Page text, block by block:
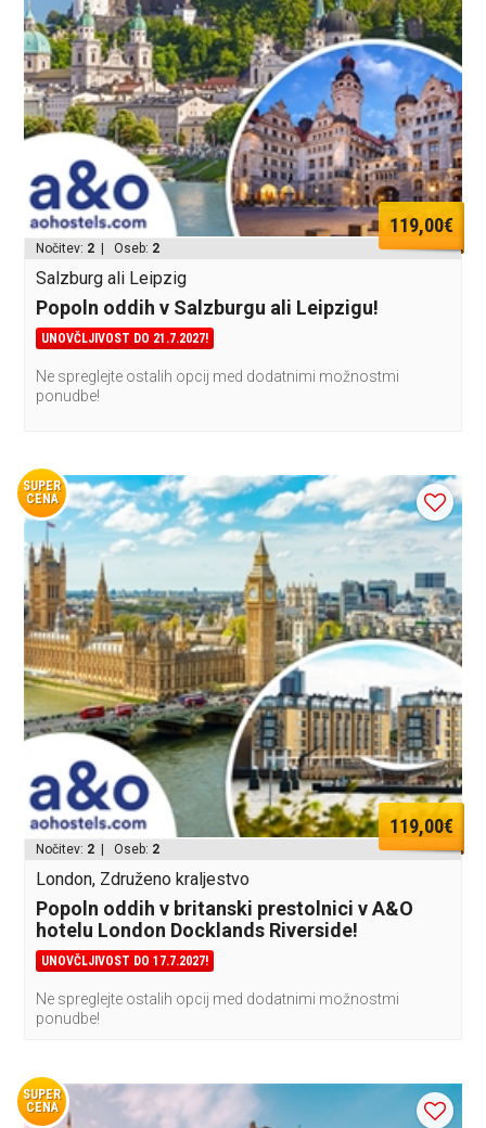
119,00€
Nočitev: 2 | Oseb: 2
Salzburg ali Leipzig
Popoln oddih v Salzburgu ali Leipzigu!
UNOVČLJIVOST DO 21.7.2027!
Ne spreglejte ostalih opcij med dodatnimi možnostmi
ponudbe!
SUPER
CENA
119,00€
Nočitev: 2 | Oseb: 2
London, Združeno kraljestvo
Popoln oddih v britanski prestolnici v A&O
hotelu London Docklands Riverside!
UNOVČLJIVOST DO 17.7.2027!
Ne spreglejte ostalih opcij med dodatnimi možnostmi
ponudbe!
SUPER
CENA